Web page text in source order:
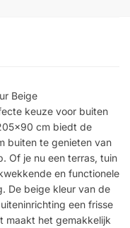
Beige
keuze voor buiten
cm biedt de
buiten te genieten van
Of je nu een terras, tuin
en functionele
De beige kleur van de
een frisse
maakt het gemakkelijk